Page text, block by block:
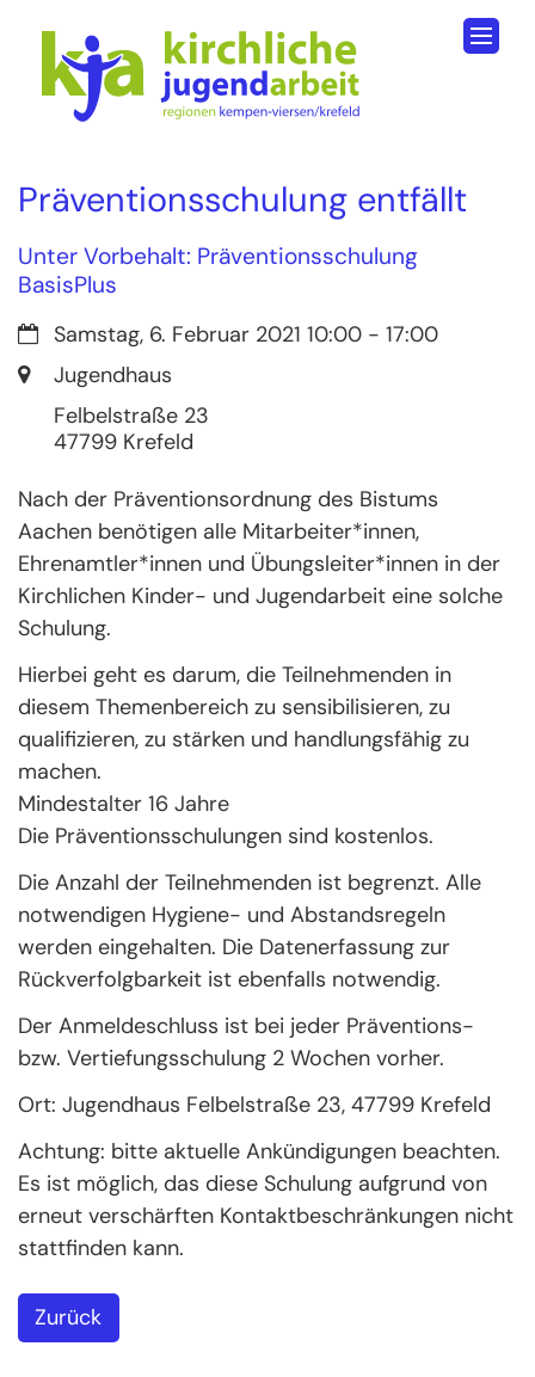
Präventionsschulung entfällt
Unter Vorbehalt: Präventionsschulung
BasisPlus
Datum:Samstag, 6. Februar 2021 10:00 - 17:00
Ort:Jugendhaus
Felbelstraße 23
47799 Krefeld
Nach der Präventionsordnung des Bistums
Aachen benötigen alle Mitarbeiter*innen,
Ehrenamtler*innen und Übungsleiter*innen in der
Kirchlichen Kinder- und Jugendarbeit eine solche
Schulung.
Hierbei geht es darum, die Teilnehmenden in
diesem Themenbereich zu sensibilisieren, zu
qualifizieren, zu stärken und handlungsfähig zu
machen.
Mindestalter 16 Jahre
Die Präventionsschulungen sind kostenlos.
Die Anzahl der Teilnehmenden ist begrenzt. Alle
notwendigen Hygiene- und Abstandsregeln
werden eingehalten. Die Datenerfassung zur
Rückverfolgbarkeit ist ebenfalls notwendig.
Der Anmeldeschluss ist bei jeder Präventions-
bzw. Vertiefungsschulung 2 Wochen vorher.
Ort: Jugendhaus Felbelstraße 23, 47799 Krefeld
Achtung: bitte aktuelle Ankündigungen beachten.
Es ist möglich, das diese Schulung aufgrund von
erneut verschärften Kontaktbeschränkungen nicht
stattfinden kann.
Zurück